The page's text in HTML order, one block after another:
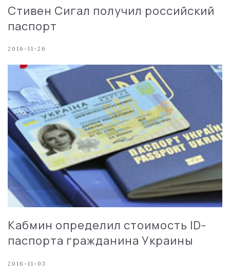
Стивен Сигал получил российский
паспорт
2016-11-26
Кабмин определил стоимость ID-
паспорта гражданина Украины
2016-11-03